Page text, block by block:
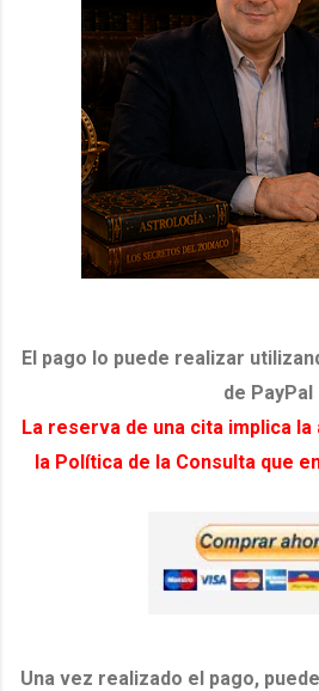
El pago lo puede realizar
de PayPal
La reserva de una cita implica
la Política de la Consulta que
Una vez realizado el pago,